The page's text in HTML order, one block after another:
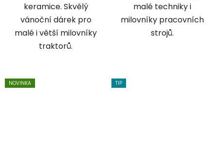
keramice. Skvělý
vánoční dárek pro
malé i větší milovníky
traktorů.
malé techniky i
milovníky pracovních
strojů.
NOVINKA TIP